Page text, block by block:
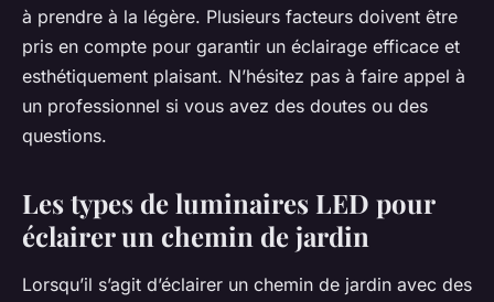
à prendre à la légère. Plusieurs facteurs doivent être
pris en compte pour garantir un éclairage efficace et
esthétiquement plaisant. N’hésitez pas à faire appel à
un professionnel si vous avez des doutes ou des
questions.
Les types de luminaires LED pour
éclairer un chemin de jardin
Lorsqu’il s’agit d’éclairer un chemin de jardin avec des